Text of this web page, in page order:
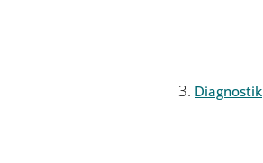
Diagnostik